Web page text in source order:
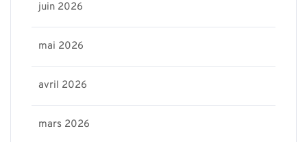
juin 2026
mai 2026
avril 2026
mars 2026